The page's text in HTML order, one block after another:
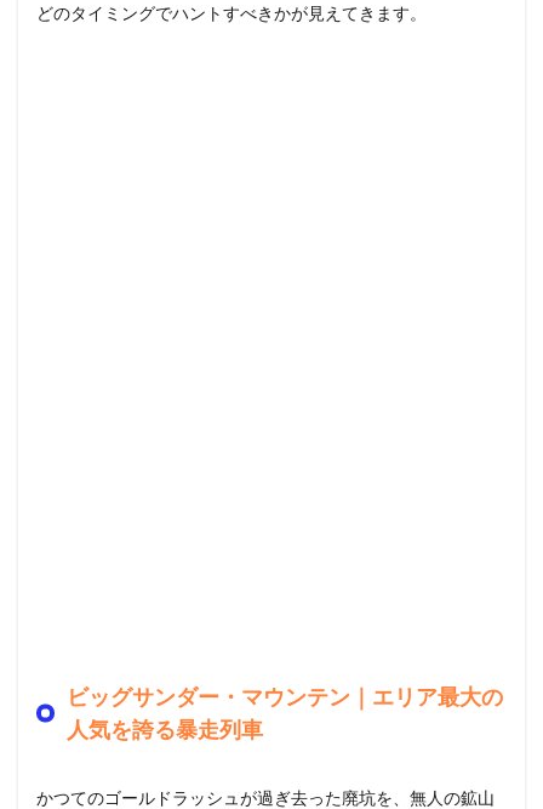
どのタイミングでハントすべきかが見えてきます。
ビッグサンダー・マウンテン｜エリア最大の
人気を誇る暴走列車
かつてのゴールドラッシュが過ぎ去った廃坑を、無人の鉱山